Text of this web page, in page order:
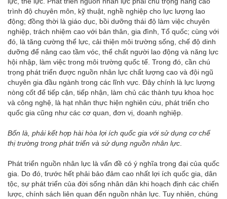
trình độ chuyên môn, kỹ thuật, nghề nghiệp cho lực lượng lao
động; đồng thời là giáo dục, bồi dưỡng thái độ làm việc chuyên
nghiệp, trách nhiệm cao với bản thân, gia đình, Tổ quốc; cùng với
đó, là tăng cường thể lực, cải thiện môi trường sống, chế độ dinh
dưỡng để nâng cao tầm vóc, thể chất người lao động và năng lực
hội nhập, làm việc trong môi trường quốc tế. Trong đó, cần chú
trọng phát triển được nguồn nhân lực chất lượng cao và đội ngũ
chuyên gia đầu ngành trong các lĩnh vực. Đây chính là lực lượng
nòng cốt để tiếp cận, tiếp nhận, làm chủ các thành tựu khoa học
và công nghệ, là hạt nhân thực hiện nghiên cứu, phát triển cho
quốc gia cũng như các cơ quan, đơn vị, doanh nghiệp.
Bốn là, phải kết hợp hài hòa lợi ích quốc gia với sử dụng cơ chế
thị trường trong phát triển và sử dụng nguồn nhân lực.
Phát triển nguồn nhân lực là vấn đề có ý nghĩa trọng đại của quốc
gia. Do đó, trước hết phải bảo đảm cao nhất lợi ích quốc gia, dân
tộc, sự phát triển của đời sống nhân dân khi hoạch định các chiến
lược, chính sách liên quan đến nguồn nhân lực. Tuy nhiên, chúng